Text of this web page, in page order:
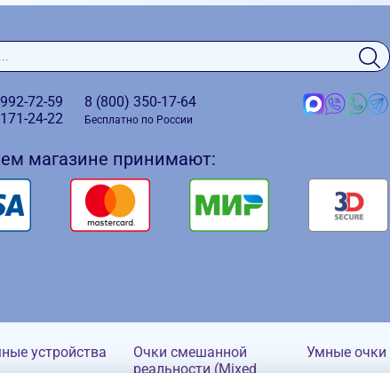
992-72-59
171-24-22
8 (800) 350-17-64
Бесплатно по России
магазине принимают:
устройства
Очки смешанной
реальности (Mixed
Умные очки